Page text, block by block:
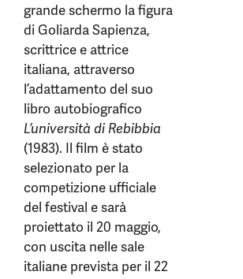
grande schermo la figura
di Goliarda Sapienza,
scrittrice e attrice
italiana, attraverso
l’adattamento del suo
libro autobiografico
L’università di Rebibbia
(1983). Il film è stato
selezionato per la
competizione ufficiale
del festival e sarà
proiettato il 20 maggio,
con uscita nelle sale
italiane prevista per il 22